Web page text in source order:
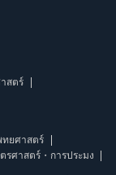
สตร์
ยศาสตร์
รศาสตร์・การประมง